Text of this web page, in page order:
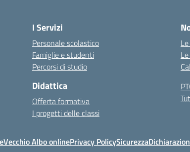
I Servizi
Personale scolastico
Famiglie e studenti
Percorsi di studio
Didattica
Offerta formativa
I progetti delle classi
Vecchio Albo onlinePrivacy PolicySicurezza